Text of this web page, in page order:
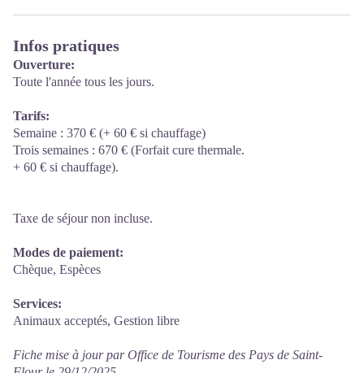
Infos pratiques
Ouverture:
Toute l'année tous les jours.
Tarifs:
Semaine : 370 € (+ 60 € si chauffage)
Trois semaines : 670 € (Forfait cure thermale.
+ 60 € si chauffage).
Taxe de séjour non incluse.
Modes de paiement:
Chèque, Espèces
Services:
Animaux acceptés, Gestion libre
Fiche mise à jour par Office de Tourisme des Pays de Saint-